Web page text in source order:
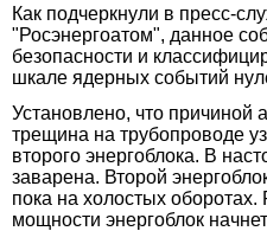
Как подчеркнули в пресс-
"Росэнергоатом", данное
безопасности и
шкале ядерных событий
Установлено, что причиной
трещина на трубопроводе
второго энергоблока. В
заварена. Второй
пока на холостых
мощности энергоблок